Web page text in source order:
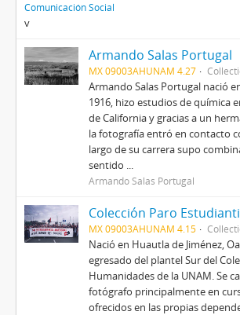
Comunicación Social
v
Armando Salas Portugal
MX 09003AHUNAM 4.27
Armando Salas Portugal nació
1916, hizo estudios de química
de California y gracias a un
la fotografía entró en contacto
largo de su carrera supo
sentido ...
Armando Salas Portugal
MX 09003AHUNAM 4.15
Nació en Huautla de Jiménez,
egresado del plantel Sur del
Humanidades de la UNAM. Se
fotógrafo principalmente en
ofrecidos en las propias